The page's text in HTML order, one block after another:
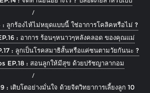
ลูกร้องไห้ไม่หยุดแบบนี้ ใช่อาการโคลิคหรือไม่ ?
: อาการ ร้อนๆหนาวๆหลังคลอด ของคุณแม่
: ลูกเป็นโรคสมาธิสั้นหรือแค่ซนตามวัยกันนะ ?
EP.18 : สอนลูกให้มีสุข ด้วยปรัชญาลากอม
: เติบโตอย่างมั่นใจ ด้วยจิตวิทยาการเลี้ยงลูก 10